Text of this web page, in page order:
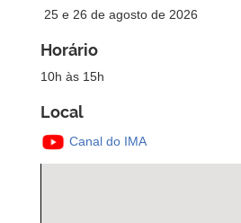
25 e 26 de agosto de 2026
Horário
10h às 15h
Local
Canal do IMA